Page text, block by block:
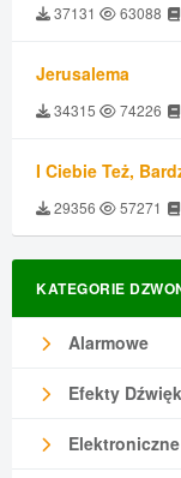
37131 63088
Jerusalema
34315 74226
I Ciebie Też,
29356 57271
KATEGORIE
Alarmowe
Efekty
Elektroniczne